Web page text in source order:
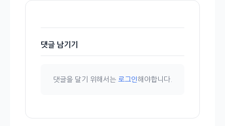
댓글 남기기
댓글을 달기 위해서는 로그인해야합니다.